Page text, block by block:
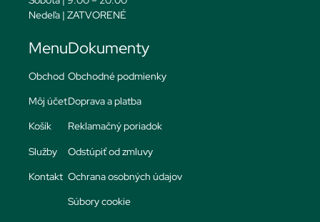
Nedeľa | ZATVORENÉ
Menu
Obchod
Môj účet
Košík
Služby
Kontakt
Dokumenty
Obchodné podmienky
Doprava a platba
Reklamačný poriadok
Odstúpiť od zmluvy
Ochrana osobných údajov
Súbory cookie